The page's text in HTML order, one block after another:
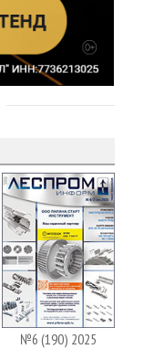
№6 (190) 2025